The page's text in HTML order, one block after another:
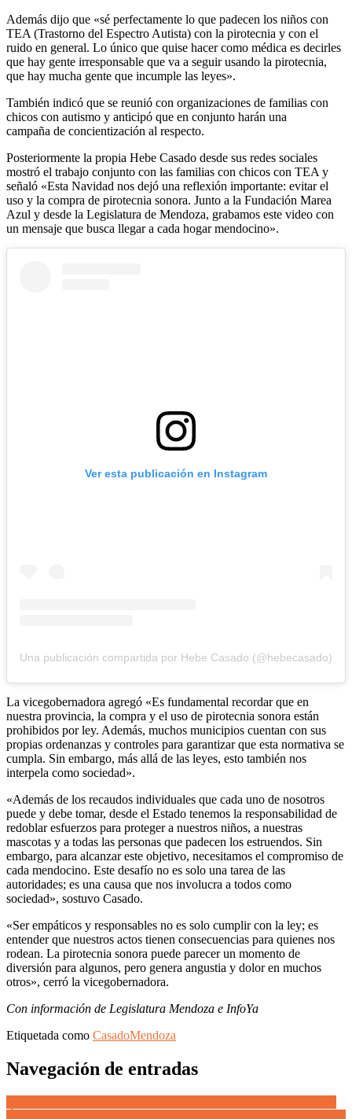
Además dijo que «sé perfectamente lo que padecen los niños con
TEA (Trastorno del Espectro Autista) con la pirotecnia y con el
ruido en general. Lo único que quise hacer como médica es decirles
que hay gente irresponsable que va a seguir usando la pirotecnia,
que hay mucha gente que incumple las leyes».
También indicó que se reunió con organizaciones de familias con
chicos con autismo y anticipó que en conjunto harán una
campaña de concientización al respecto.
Posteriormente la propia Hebe Casado desde sus redes sociales
mostró el trabajo conjunto con las familias con chicos con TEA y
señaló «Esta Navidad nos dejó una reflexión importante: evitar el
uso y la compra de pirotecnia sonora. Junto a la Fundación Marea
Azul y desde la Legislatura de Mendoza, grabamos este video con
un mensaje que busca llegar a cada hogar mendocino».
Ver esta publicación en Instagram
Una publicación compartida por Hebe Casado (@hebecasado)
La vicegobernadora agregó «Es fundamental recordar que en
nuestra provincia, la compra y el uso de pirotecnia sonora están
prohibidos por ley. Además, muchos municipios cuentan con sus
propias ordenanzas y controles para garantizar que esta normativa se
cumpla. Sin embargo, más allá de las leyes, esto también nos
interpela como sociedad».
«Además de los recaudos individuales que cada uno de nosotros
puede y debe tomar, desde el Estado tenemos la responsabilidad de
redoblar esfuerzos para proteger a nuestros niños, a nuestras
mascotas y a todas las personas que padecen los estruendos. Sin
embargo, para alcanzar este objetivo, necesitamos el compromiso de
cada mendocino. Este desafío no es solo una tarea de las
autoridades; es una causa que nos involucra a todos como
sociedad», sostuvo Casado.
«Ser empáticos y responsables no es solo cumplir con la ley; es
entender que nuestros actos tienen consecuencias para quienes nos
rodean. La pirotecnia sonora puede parecer un momento de
diversión para algunos, pero genera angustia y dolor en muchos
otros», cerró la vicegobernadora.
Con información de Legislatura Mendoza e InfoYa
Etiquetada como CasadoMendoza
Navegación de entradas